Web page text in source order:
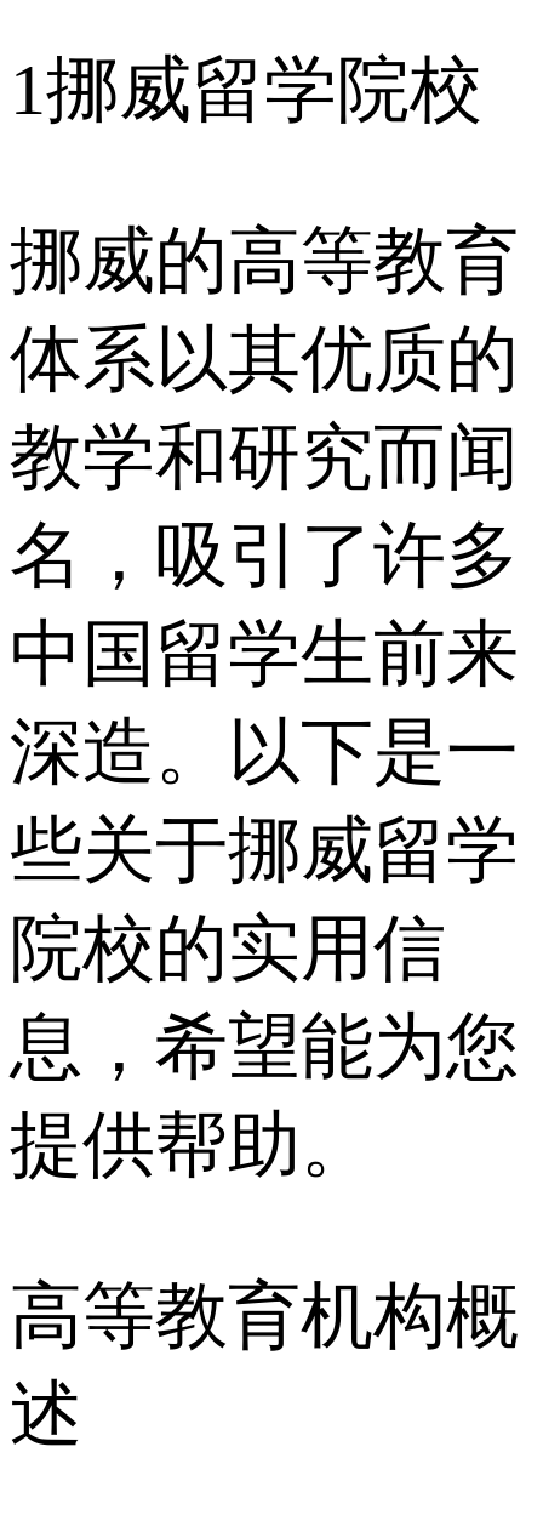
1挪威留学院校
挪威的高等教育
体系以其优质的
教学和研究而闻
名，吸引了许多
中国留学生前来
深造。以下是一
些关于挪威留学
院校的实用信
息，希望能为您
提供帮助。
高等教育机构概
述